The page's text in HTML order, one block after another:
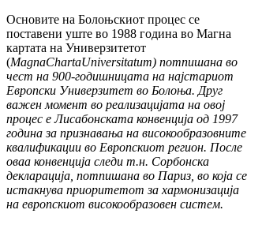
Основите на Болоњскиот процес се
поставени уште во 1988 година во Магна
картата на Уни­вер­зитетот
(MagnaChartaUniversitatum) потпишана во
чест на 900-годишницата на најстариот
Европски Универзитет во Болоња. Друг
важен момент во реализацијата на овој
процес е Лисабонската конвенција од 1997
година за признавања на високообразовните
квалификации во Европскиот регион. После
оваа конвенција следи т.н. Сорбонска
декларација, потпишана во Париз, во која се
истакнува приоритетот за хармонизација
на европскиот високообразовен систем.